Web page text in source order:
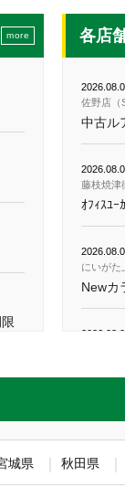
more 各店
佐野店（
中古ル
藤枝焼津
ｵﾌｨｽﾕ
にいがた
Newカ
城県 秋田県